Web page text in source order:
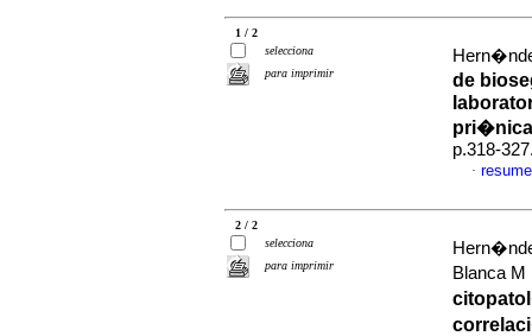
1 / 2
selecciona
para imprimir
de
p.318-
·
2 / 2
selecciona
para imprimir
Blanca M